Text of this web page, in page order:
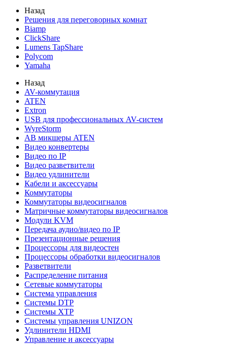
Назад
Решения для переговорных комнат
Biamp
ClickShare
Lumens TapShare
Polycom
Yamaha
Назад
AV-коммутация
ATEN
Extron
USB для профессиональных AV-систем
WyreStorm
АВ микшеры ATEN
Видео конвертеры
Видео по IP
Видео разветвители
Видео удлинители
Кабели и аксессуары
Коммутаторы
Коммутаторы видеосигналов
Матричные коммутаторы видеосигналов
Модули KVM
Передача аудио/видео по IP
Презентационные решения
Процессоры для видеостен
Процессоры обработки видеосигналов
Разветвители
Распределение питания
Сетевые коммутаторы
Система управления
Системы DTP
Системы XTP
Системы управления UNIZON
Удлинители HDMI
Управление и аксессуары